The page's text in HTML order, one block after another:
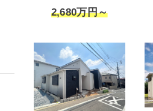
2,680万円～